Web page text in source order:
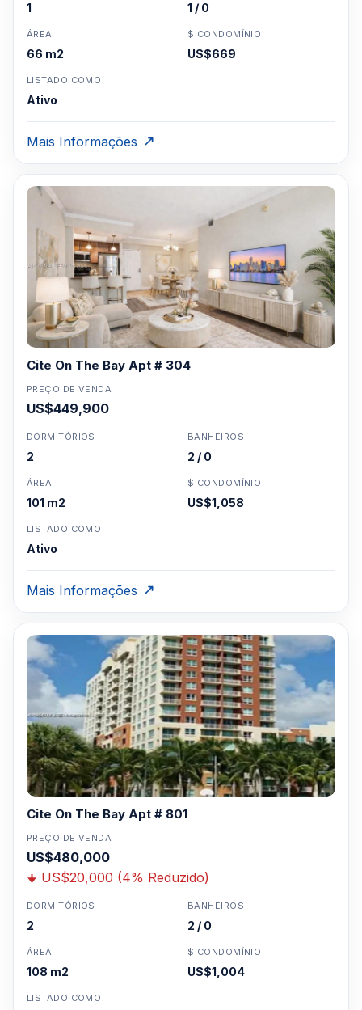
1 1 / 0
ÁREA
66 m2
$ CONDOMÍNIO
US$669
LISTADO COMO
Ativo
Mais Informações
Cite On The Bay Apt # 304
PREÇO DE VENDA
US$449,900
DORMITÓRIOS
2
BANHEIROS
2 / 0
ÁREA
101 m2
$ CONDOMÍNIO
US$1,058
LISTADO COMO
Ativo
Mais Informações
Cite On The Bay Apt # 801
PREÇO DE VENDA
US$480,000
US$20,000 (4% Reduzido)
DORMITÓRIOS
2
BANHEIROS
2 / 0
ÁREA
108 m2
$ CONDOMÍNIO
US$1,004
LISTADO COMO